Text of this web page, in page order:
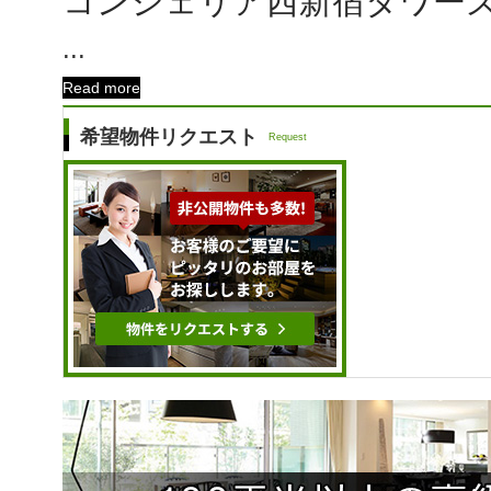
...
Read more
希望物件リクエスト Request